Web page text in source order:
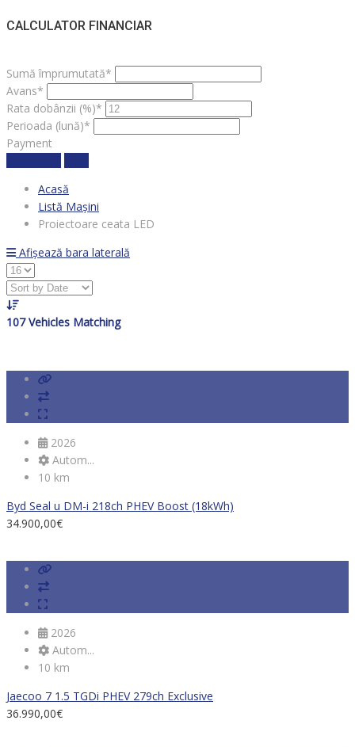
CALCULATOR FINANCIAR
Sumă împrumutată*
Avans*
Rata dobânzii (%)*
Perioada (lună)*
Payment
Acasă
Listă Mașini
Proiectoare ceata LED
Afișează bara laterală
107 Vehicles Matching
2026
Autom...
10 km
Byd Seal u DM-i 218ch PHEV Boost (18kWh)
34.900,00€
2026
Autom...
10 km
Jaecoo 7 1.5 TGDi PHEV 279ch Exclusive
36.990,00€